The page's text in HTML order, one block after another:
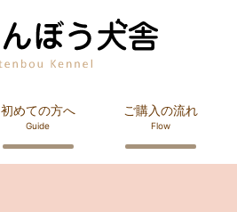
初めての方へ
Guide
ご購入の流れ
Flow